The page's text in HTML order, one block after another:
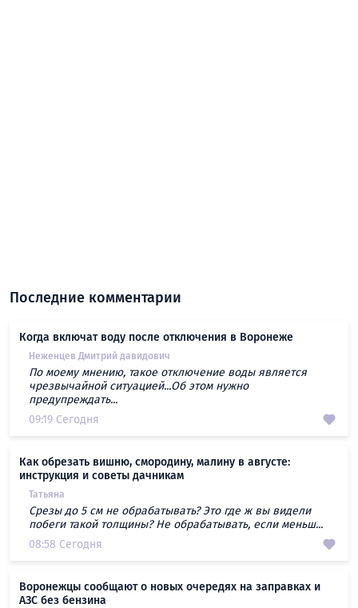
Последние комментарии
Когда включат воду после отключения в Воронеже
Неженцев Дмитрий давидович
По моему мнению, такое отключение воды является
чрезвычайной ситуацией...Об этом нужно
предупреждать...
09:19 Сегодня
Как обрезать вишню, смородину, малину в августе:
инструкция и советы дачникам
Татьяна
Срезы до 5 см не обрабатывать? Это где ж вы видели
побеги такой толщины? Не обрабатывать, если меньш...
08:58 Сегодня
Воронежцы сообщают о новых очередях на заправках и
АЗС без бензина